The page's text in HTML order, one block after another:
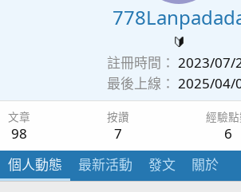
🔰
註冊時間
2023/07/
最後上線
2025/04/
文章
98
按讚
7
經驗
6
個人動態
最新活動 發文 關於